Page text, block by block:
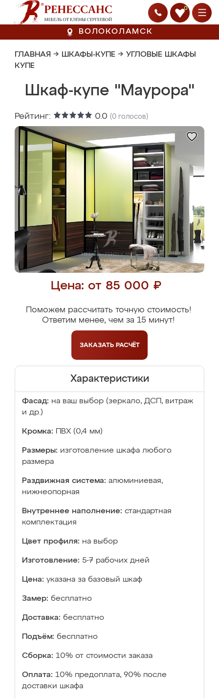
0
ВОЛОКОЛАМСК
ГЛАВНАЯ → ШКАФЫ-КУПЕ → УГЛОВЫЕ ШКАФЫ
КУПЕ
Шкаф-купе "Маурора"
Рейтинг: 0.0 (0 голосов)
Цена: от 85 000 ₽
Поможем рассчитать точную стоимость!
Ответим менее, чем за 15 минут!
ЗАКАЗАТЬ РАСЧЁТ
Характеристики
Фасад: на ваш выбор (зеркало, ДСП, витраж
и др.)
Кромка: ПВХ (0,4 мм)
Размеры: изготовление шкафа любого
размера
Раздвижная система: алюминиевая,
нижнеопорная
Внутреннее наполнение: стандартная
комплектация
Цвет профиля: на выбор
Изготовление: 5-7 рабочих дней
Цена: указана за базовый шкаф
Замер: бесплатно
Доставка: бесплатно
Подъём: бесплатно
Сборка: 10% от стоимости заказа
Оплата: 10% предоплата, 90% после
доставки шкафа